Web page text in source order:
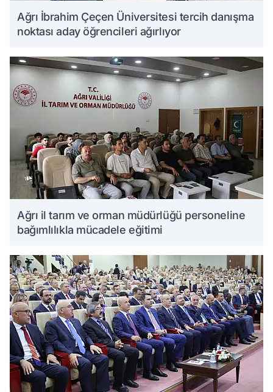
Ağrı İbrahim Çeçen Üniversitesi tercih danışma
noktası aday öğrencileri ağırlıyor
Ağrı il tarım ve orman müdürlüğü personeline
bağımlılıkla mücadele eğitimi